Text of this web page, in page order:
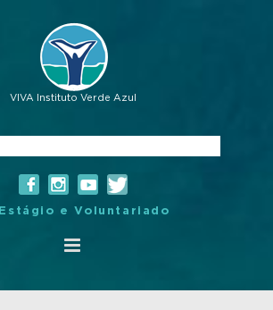
VIVA Instituto Verde Azul
Estágio e Voluntariado